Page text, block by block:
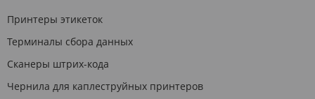
Принтеры этикеток
Терминалы сбора данных
Сканеры штрих-кода
Чернила для каплеструйных принтеров